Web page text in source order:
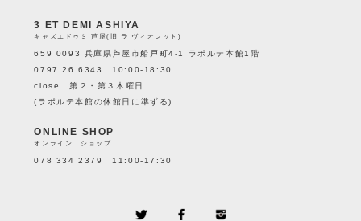
3 ET DEMI ASHIYA
キャズエドゥミ 芦屋(旧 ラ ヴィオレット)
659 0093 兵庫県芦屋市船戸町4-1 ラポルテ本館1階
0797 26 6343 10:00-18:30
close 第２・第３木曜日
(ラポルテ本館の休館日に準ずる)
ONLINE SHOP
オンライン ショップ
078 334 2379 11:00-17:30